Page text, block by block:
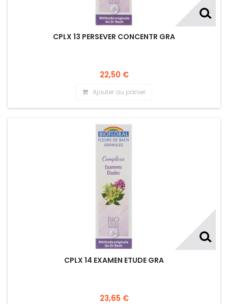
CPLX 13 PERSEVER CONCENTR GRA
22,50 €
Ajouter au panier
CPLX 14 EXAMEN ETUDE GRA
23,65 €